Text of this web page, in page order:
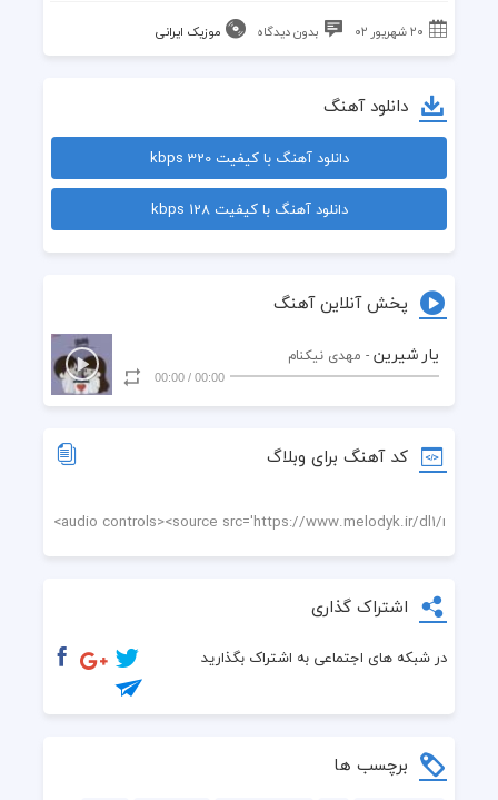
۲۰ شهریور ۰۲ بدون دیدگاه موزیک ایرانی
دانلود آهنگ
دانلود آهنگ با کیفیت 320 kbps
دانلود آهنگ با کیفیت 128 kbps
پخش آنلاین آهنگ
یار شیرین - مهدی نیکنام
00:00
/
00:00
کد آهنگ برای وبلاگ
اشتراک گذاری
در شبکه های اجتماعی به اشتراک بگذارید
برچسب ها